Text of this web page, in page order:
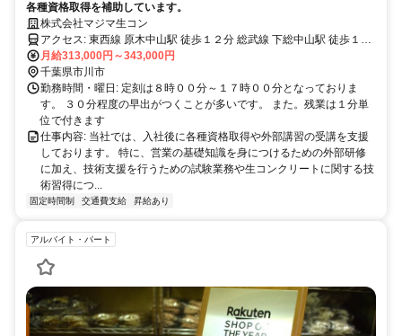
各種資格取得を補助しています。
株式会社マジマ生コン
アクセス: 東西線 原木中山駅 徒歩１２分 総武線 下総中山駅 徒歩１６
分 場所は、東京23区江戸川を渡ったすぐ隣です。
月給313,000円～343,000円
千葉県市川市
勤務時間・曜日: 定刻は８時００分～１７時００分となっておりま
す。 ３０分程度の早出がつくことが多いです。 また。残業は１分単
位で付きます
仕事内容: 当社では、入社後に各種資格取得や外部講習の受講を支援
しております。 特に、営業の基礎知識を身につけるための外部研修
に加え、技術支援を行うための試験業務や生コンクリートに関する技
術習得につ...
固定時間制 交通費支給 昇給あり
アルバイト・パート